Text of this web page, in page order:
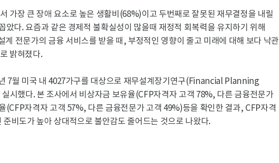
가장 큰 장애 요소로 높은 생활비(68%)이고 두번째로 잘못된 재무결정을 내릴
았다. 요즘과 같은 경제적 불확실성이 많을때 재정적 회복력을 유지하기 위해
계 전문가의 금융 서비스를 받을 때, 부정적인 영향이 줄고 미래에 대해 보다 낙관
밝혀졌다.
7월 미국 내 4027가구를 대상으로 재무설계장기연구(Financial Planning
했다. 본 조사에서 비상자금 보유율(CFP자격자 고객 78%, 다른 금융전문가
(CFP자격자 고객 57%, 다른 금융전문가 고객 49%)등을 확인한 결과, CFP자격
준비도가 높아 상대적으로 불안감도 줄어드는 것으로 나왔다.